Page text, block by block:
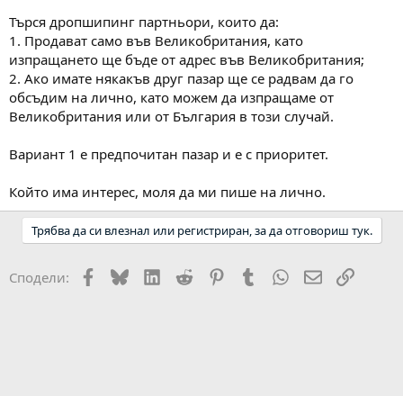
Търся дропшипинг партньори, които да:
1. Продават само във Великобритания, като
изпращането ще бъде от адрес във Великобритания;
2. Ако имате някакъв друг пазар ще се радвам да го
обсъдим на лично, като можем да изпращаме от
Великобритания или от България в този случай.
Вариант 1 е предпочитан пазар и е с приоритет.
Който има интерес, моля да ми пише на лично.
Трябва да си влезнал или регистриран, за да отговориш тук.
Сподели: Facebook
BlueskyLinkedIn
Reddit PinterestTumblr WhatsApp
EmailLink